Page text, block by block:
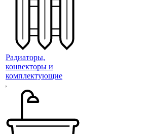
Радиаторы,
конвекторы и
комплектующие